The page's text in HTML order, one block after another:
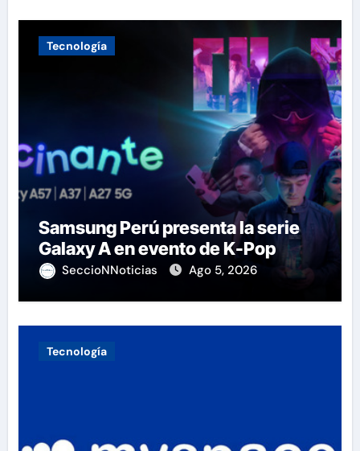
Tecnología
Samsung Perú presenta la serie
Galaxy A en evento de K-Pop
SeccioNNoticias Ago 5, 2026
Tecnología